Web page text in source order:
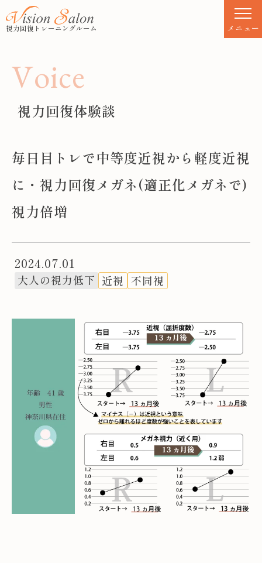
k視力回復トレーニングルーム メニュー
Voice
視力回復体験談
毎日目トレで中等度近視から軽度近視
に・視力回復メガネ(適正化メガネで)
視力倍増
2024.07.01
大人の視力低下 近視 不同視